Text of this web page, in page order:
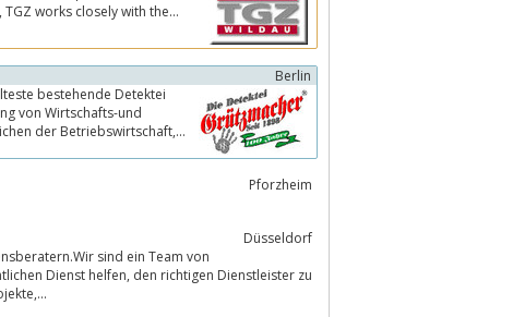
Berlin
bestehende Detektei
von Wirtschafts-und
der Betriebswirtschaft,
Pforzheim
Düsseldorf
sind ein Team von